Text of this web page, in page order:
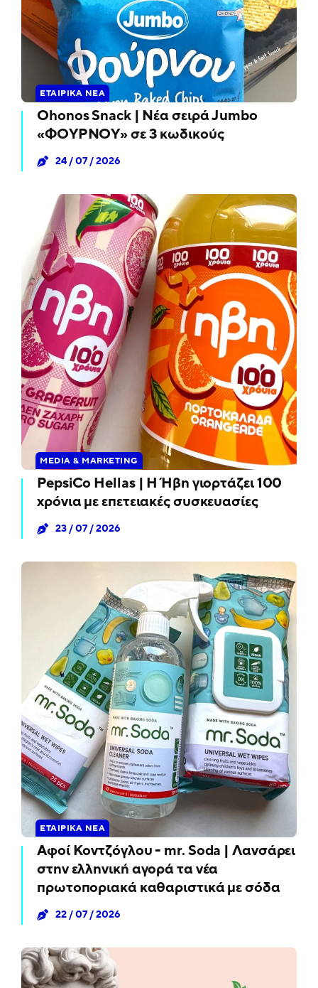
ΕΤΑΙΡΙΚΆ ΝΈΑ
Ohonos Snack | Νέα σειρά Jumbo
«ΦΟΥΡΝΟΥ» σε 3 κωδικούς
24 / 07 / 2026
MEDIA & MARKETING
PepsiCo Hellas | Η Ήβη γιορτάζει 100
χρόνια με επετειακές συσκευασίες
23 / 07 / 2026
ΕΤΑΙΡΙΚΆ ΝΈΑ
Αφοί Κοντζόγλου - mr. Soda | Λανσάρει
στην ελληνική αγορά τα νέα
πρωτοποριακά καθαριστικά με σόδα
22 / 07 / 2026